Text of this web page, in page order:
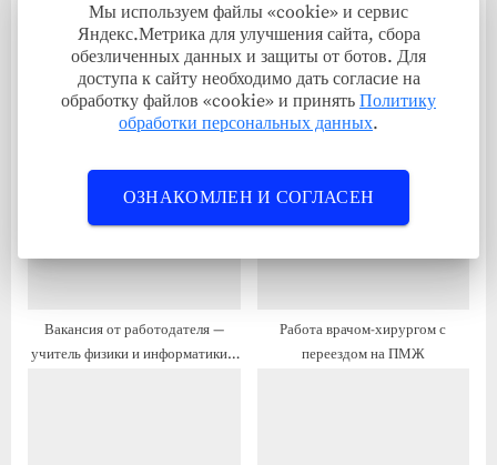
я
з
а
п
с
:
Вакансия от работодателя —
государственный инспектор
движения гИБДД с жильём
Работа хормейстер,
преподаватель по вокалу с
Вакансия от работодателя —
учитель физики и информатики с
Работа врачом-хирургом с
переездом на ПМЖ
Мы используем файлы «cookie» и сервис
Яндекс.Метрика для улучшения сайта, сбора
обезличенных данных и защиты от ботов. Для
доступа к сайту необходимо дать согласие на
обработку файлов «cookie» и принять Политику
обработки персональных данных.
ОЗНАКОМЛЕН И СОГЛАСЕН